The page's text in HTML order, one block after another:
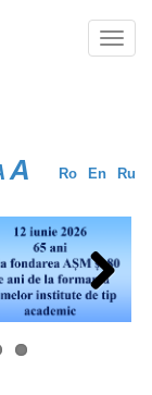
Ro En Ru
A
Next